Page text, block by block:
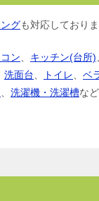
グも対応しておりま
ン キッチン(台所)
洗面台 トイレ ベ
洗濯機・洗濯槽な